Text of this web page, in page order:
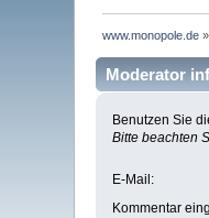
www.monopole.de »
Moderator
Benutzen Sie
Bitte beachten
E-Mail :
Kommentar